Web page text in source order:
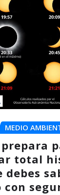
MEDIO
total
debes